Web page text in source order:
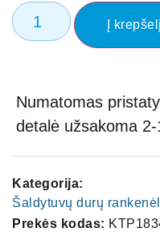
Į krepšelį
Numatomas
detalė užsakoma
Kategorija:
Šaldytuvų durų
Prekės kodas: